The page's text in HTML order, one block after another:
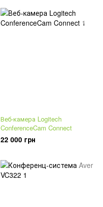
Веб-камера Logitech
ConferenceCam Connect
22 000 грн